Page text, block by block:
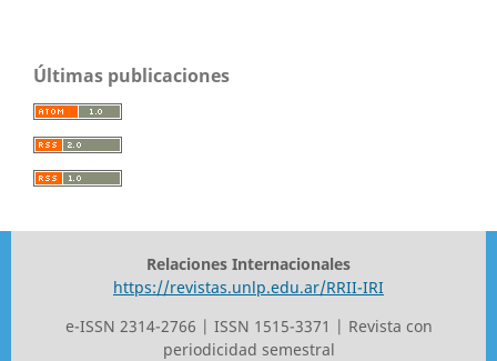
Últimas publicaciones
Relaciones Internacionales
https://revistas.unlp.edu.ar/RRII-IRI
e-ISSN 2314-2766 | ISSN 1515-3371 | Revista con
periodicidad semestral